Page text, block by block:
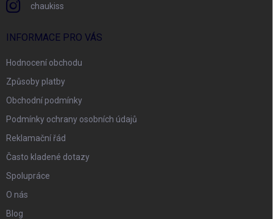
chaukiss
INFORMACE PRO VÁS
Hodnocení obchodu
Způsoby platby
Obchodní podmínky
Podmínky ochrany osobních údajů
Reklamační řád
Často kladené dotazy
Spolupráce
O nás
Blog